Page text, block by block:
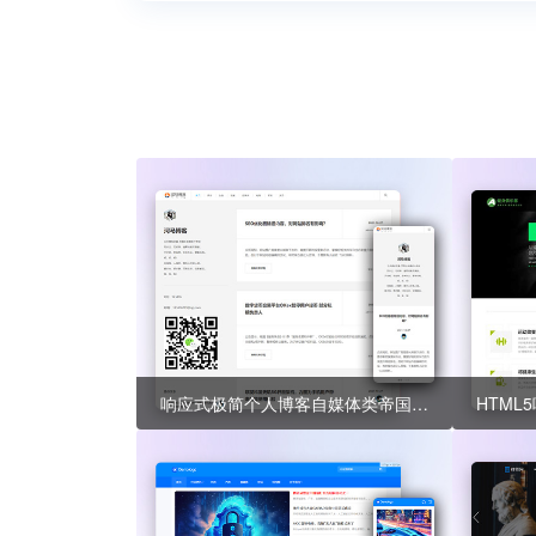
响应式极简个人博客自媒体类帝国cms模板 文章博客类网站模板源码下载